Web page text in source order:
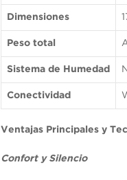
Dimensiones
Peso total
Sistema de Humedad
Conectividad
Ventajas Principales y
Confort y Silencio
web.